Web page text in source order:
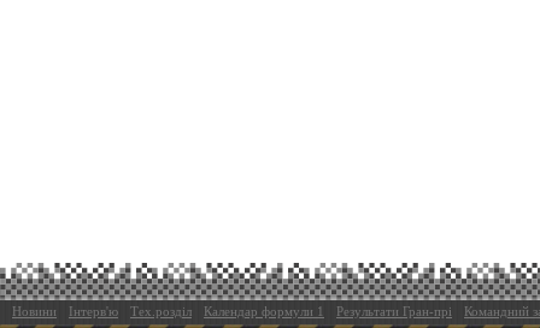
Новини Інтерв'ю Тех.розділ Календар формули 1 Результати Гран-прі Командний